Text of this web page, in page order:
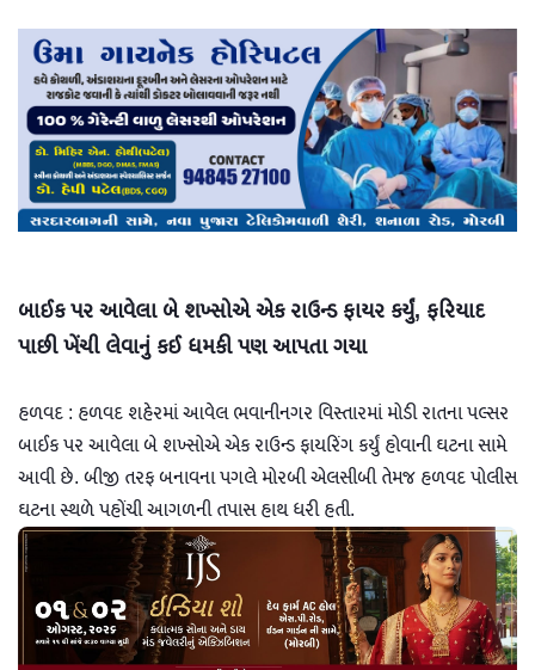
બાઈક પર આવેલા બે શખ્સોએ એક રાઉન્ડ ફાયર કર્યું, ફરિયાદ
પાછી ખેંચી લેવાનું કઈ ધમકી પણ આપતા ગયા
હળવદ : હળવદ શહેરમાં આવેલ ભવાનીનગર વિસ્તારમાં મોડી રાતના પલ્સર
બાઈક પર આવેલા બે શખ્સોએ એક રાઉન્ડ ફાયરિંગ કર્યું હોવાની ઘટના સામે
આવી છે. બીજી તરફ બનાવના પગલે મોરબી એલસીબી તેમજ હળવદ પોલીસ
ઘટના સ્થળે પહોંચી આગળની તપાસ હાથ ધરી હતી.